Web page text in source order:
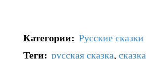
Категории: Русские сказки
Теги: русская сказка, сказка